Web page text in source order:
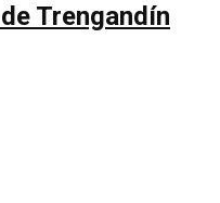
Trengandín